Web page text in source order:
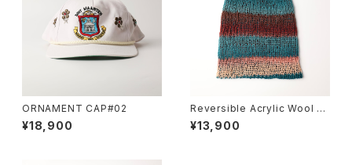
ORNAMENT CAP#02
¥18,900
Reversible Acrylic Wool B
eanie
¥13,900